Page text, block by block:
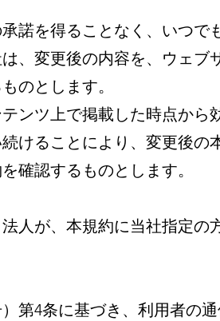
諾を得ることなく、いつで
、変更後の内容を、ウェブ
のとします。
ンツ上で掲載した時点から
けることにより、変更後の
確認するものとします。
人が、本規約に当社指定の
第4条に基づき、利用者の通